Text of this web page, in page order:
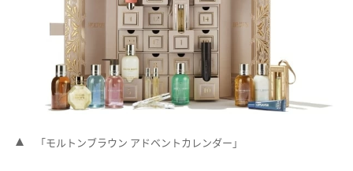
「モルトンブラウン アドベントカレンダー」